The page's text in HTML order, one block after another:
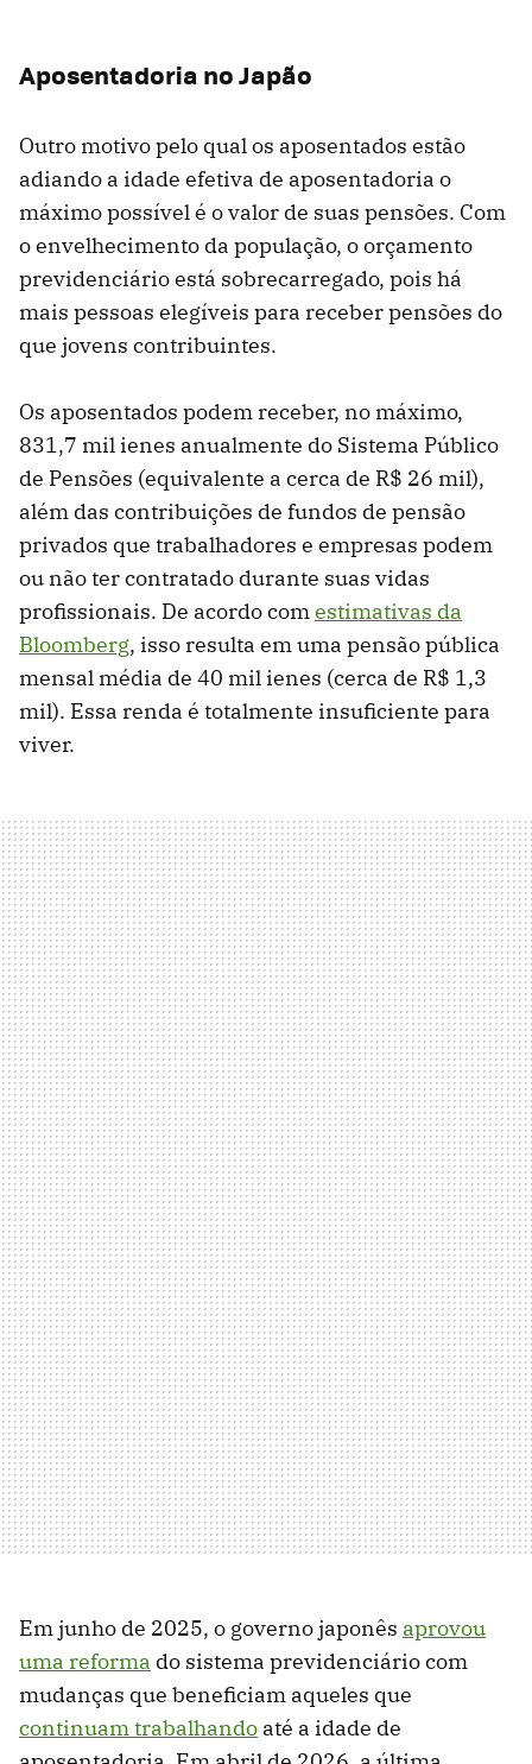
Aposentadoria no Japão
Outro motivo pelo qual os aposentados estão
adiando a idade efetiva de aposentadoria o
máximo possível é o valor de suas pensões. Com
o envelhecimento da população, o orçamento
previdenciário está sobrecarregado, pois há
mais pessoas elegíveis para receber pensões do
que jovens contribuintes.
Os aposentados podem receber, no máximo,
831,7 mil ienes anualmente do Sistema Público
de Pensões (equivalente a cerca de R$ 26 mil),
além das contribuições de fundos de pensão
privados que trabalhadores e empresas podem
ou não ter contratado durante suas vidas
profissionais. De acordo comestimativas da
Bloomberg, isso resulta em uma pensão pública
mensal média de 40 mil ienes (cerca de R$ 1,3
mil). Essa renda é totalmente insuficiente para
viver.
Em junho de 2025, o governo japonês aprovou
uma reforma do sistema previdenciário com
mudanças que beneficiam aqueles que
continuam trabalhando até a idade de